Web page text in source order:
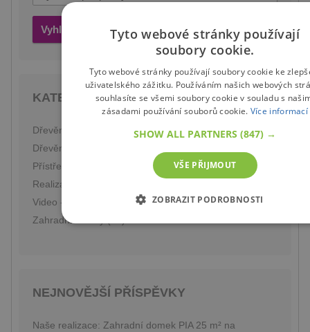
Vyhledat
KATEGORIE
Dřevěné domy (69)
Dřevěné garáže (16)
Přístřešky na auto (6)
Realizace našich staveb (75)
Video - naše realizace (27)
Zahradní domky (59)
NEJNOVĚJŠÍ PŘÍSPĚVKY
Naše realizace: Zahradní domek PIA 25 m² na
Tyto webové stránky používají
soubory cookie.
Tyto webové stránky používají soubory cookie ke
uživatelského zážitku. Používáním našich webových
souhlasíte se všemi soubory cookie v souladu s
zásadami používání souborů cookie. Více informací
SHOW ALL PARTNERS (847) →
VŠE PŘIJMOUT
ZOBRAZIT PODROBNOSTI
NEZBYTNĚ NUTNÉ SOUBORY